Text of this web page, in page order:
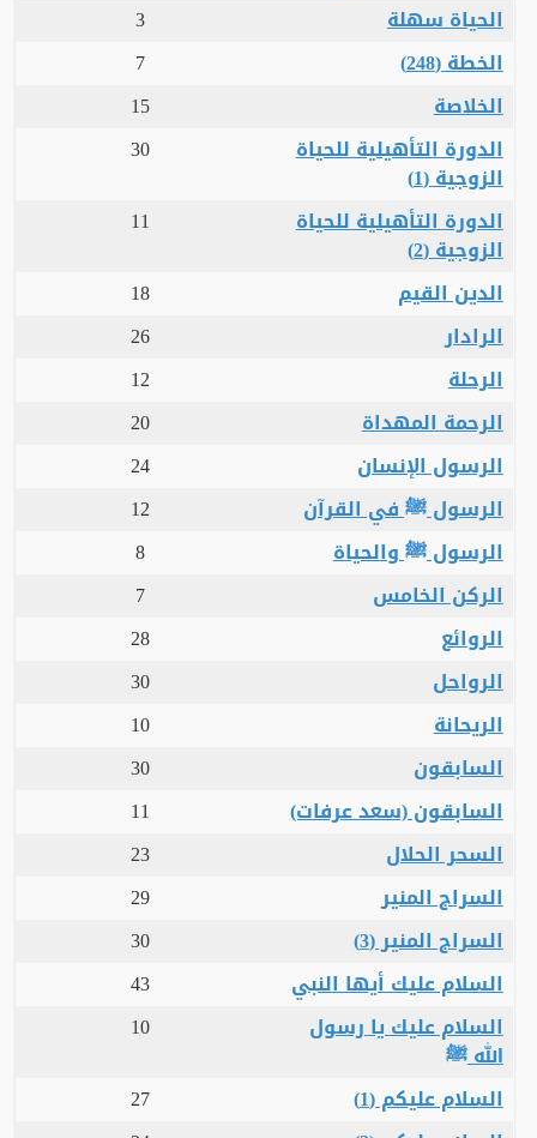
الحياة سهلة
3
الخطة (248)
7
الخلاصة
15
الدورة التأهيلية للحياة
الزوجية (1)
30
الدورة التأهيلية للحياة
الزوجية (2)
11
الدين القيم
18
الرادار
26
الرحلة
12
الرحمة المهداة
20
الرسول الإنسان
24
الرسول ﷺ في القرآن
12
الرسول ﷺ والحياة
8
الركن الخامس
7
الروائع
28
الرواحل
30
الريحانة
10
السابقون
30
السابقون (سعد عرفات)
11
السحر الحلال
23
السراج المنير
29
السراج المنير (3)
30
السلام عليك أيها النبي
43
السلام عليك يا رسول
الله ﷺ
10
السلام عليكم (1)
27